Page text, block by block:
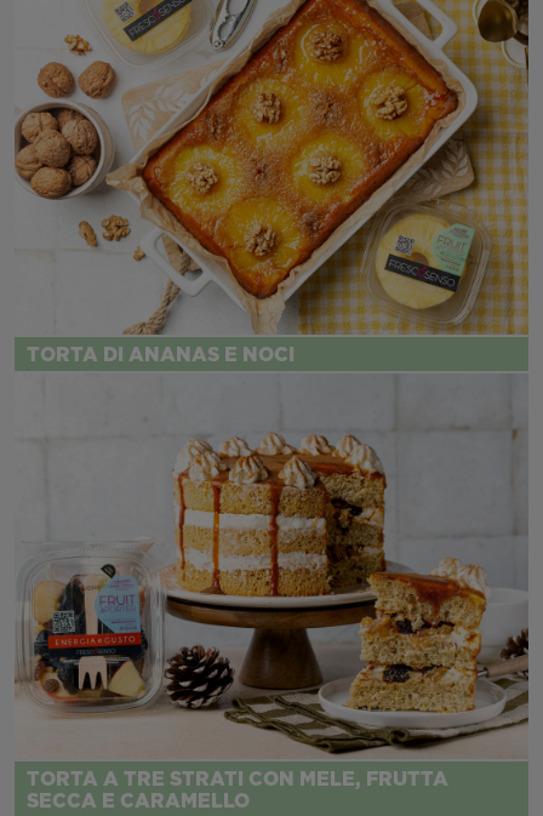
TORTA DI ANANAS E NOCI
TORTA A TRE STRATI CON MELE, FRUTTA
SECCA E CARAMELLO